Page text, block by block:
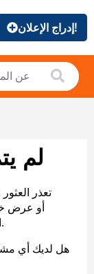
إدراج الإعلان!
لم
تعذر
الخاصة بنا لمساعدتك في العثور على ما تريد.
هل لديك أي